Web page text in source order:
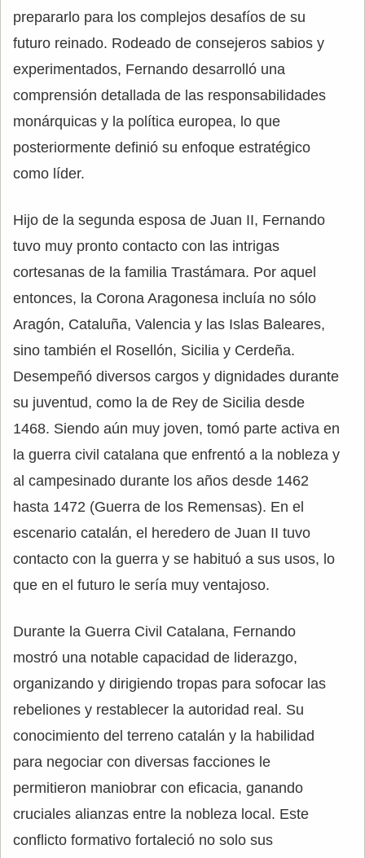
prepararlo para los complejos desafíos de su
futuro reinado. Rodeado de consejeros sabios y
experimentados, Fernando desarrolló una
comprensión detallada de las responsabilidades
monárquicas y la política europea, lo que
posteriormente definió su enfoque estratégico
como líder.
Hijo de la segunda esposa de Juan II, Fernando
tuvo muy pronto contacto con las intrigas
cortesanas de la familia Trastámara. Por aquel
entonces, la Corona Aragonesa incluía no sólo
Aragón, Cataluña, Valencia y las Islas Baleares,
sino también el Rosellón, Sicilia y Cerdeña.
Desempeñó diversos cargos y dignidades durante
su juventud, como la de Rey de Sicilia desde
1468. Siendo aún muy joven, tomó parte activa en
la guerra civil catalana que enfrentó a la nobleza y
al campesinado durante los años desde 1462
hasta 1472 (Guerra de los Remensas). En el
escenario catalán, el heredero de Juan II tuvo
contacto con la guerra y se habituó a sus usos, lo
que en el futuro le sería muy ventajoso.
Durante la Guerra Civil Catalana, Fernando
mostró una notable capacidad de liderazgo,
organizando y dirigiendo tropas para sofocar las
rebeliones y restablecer la autoridad real. Su
conocimiento del terreno catalán y la habilidad
para negociar con diversas facciones le
permitieron maniobrar con eficacia, ganando
cruciales alianzas entre la nobleza local. Este
conflicto formativo fortaleció no solo sus